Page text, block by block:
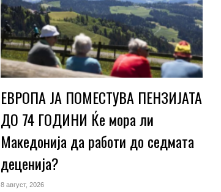
ЕВРОПА ЈА ПОМЕСТУВА ПЕНЗИЈАТА
ДО 74 ГОДИНИ Ќе мора ли
Македонија да работи до седмата
деценија?
8 август, 2026